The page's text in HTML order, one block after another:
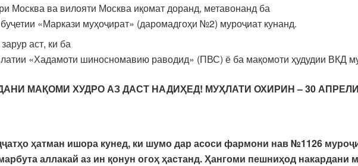
Москва ва вилояти Москва иқомат доранд, метавонанд ба
«Маркази муҳоҷират» (даромадгоҳи №2) муроҷиат кунанд.
аст, ки ба
«Хадамоти шиносномавию раводид» (ПВС) ё ба мақомоти ҳудудии ВКД
МАҚОМИ ХУДРО АЗ ДАСТ НАДИҲЕД! МУҲЛАТИ ОХИРИН – 30
ҳатман ишора кунед, ки шумо дар асоси фармони нав №1126
аллакай аз ин қонун огоҳ ҳастанд. Ҳангоми пешниҳод